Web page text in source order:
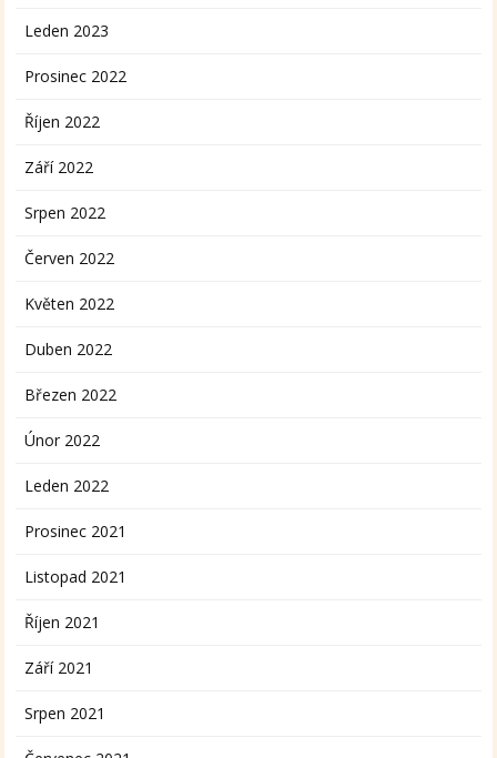
Leden 2023
Prosinec 2022
Říjen 2022
Září 2022
Srpen 2022
Červen 2022
Květen 2022
Duben 2022
Březen 2022
Únor 2022
Leden 2022
Prosinec 2021
Listopad 2021
Říjen 2021
Září 2021
Srpen 2021